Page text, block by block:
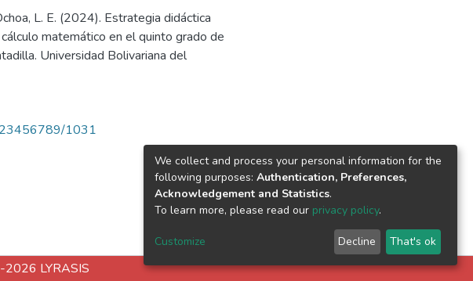
L. E. (2024). Estrategia didáctica
matemático en el quinto grado de
Universidad Bolivariana del
1031
2026 LYRASIS
We collect and process your personal information for the
following purposes: Authentication, Preferences,
Acknowledgement and Statistics.
To learn more, please read our privacy policy.
Customize Decline That's ok